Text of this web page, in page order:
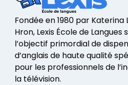
Fondée en 1980 par
Hron, Lexis École de Langues
l’objectif primordial de
d’anglais de haute qualité
pour les professionnels de
la télévision.